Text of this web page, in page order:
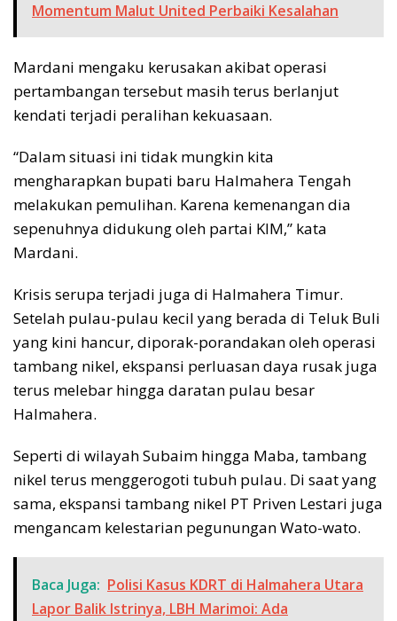
Momentum Malut United Perbaiki Kesalahan
Mardani mengaku kerusakan akibat operasi
pertambangan tersebut masih terus berlanjut
kendati terjadi peralihan kekuasaan.
“Dalam situasi ini tidak mungkin kita
mengharapkan bupati baru Halmahera Tengah
melakukan pemulihan. Karena kemenangan dia
sepenuhnya didukung oleh partai KIM,” kata
Mardani.
Krisis serupa terjadi juga di Halmahera Timur.
Setelah pulau-pulau kecil yang berada di Teluk Buli
yang kini hancur, diporak-porandakan oleh operasi
tambang nikel, ekspansi perluasan daya rusak juga
terus melebar hingga daratan pulau besar
Halmahera.
Seperti di wilayah Subaim hingga Maba, tambang
nikel terus menggerogoti tubuh pulau. Di saat yang
sama, ekspansi tambang nikel PT Priven Lestari juga
mengancam kelestarian pegunungan Wato-wato.
Baca Juga: Polisi Kasus KDRT di Halmahera Utara
Lapor Balik Istrinya, LBH Marimoi: Ada